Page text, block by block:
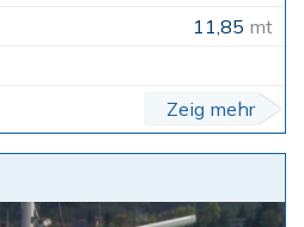
11,85 mt
Zeig mehr